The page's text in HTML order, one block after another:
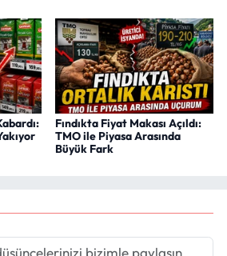
Fındıkta Fiyat Makası Açıldı:
TMO ile Piyasa Arasında
Büyük Fark